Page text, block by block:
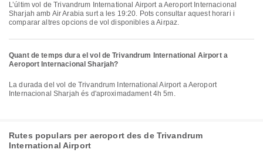
L’últim vol de Trivandrum International Airport a Aeroport Internacional
Sharjah amb Air Arabia surt a les 19:20. Pots consultar aquest horari i
comparar altres opcions de vol disponibles a Airpaz.
Quant de temps dura el vol de Trivandrum International Airport a
Aeroport Internacional Sharjah?
La durada del vol de Trivandrum International Airport a Aeroport
Internacional Sharjah és d'aproximadament 4h 5m.
Rutes populars per aeroport des de Trivandrum
International Airport